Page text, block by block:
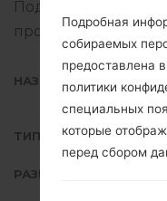
Подробная
прошивку на
НАЗВАНИЕ ФАЙЛА
ТИП ПРОШИВКИ
РАЗМЕР ФАЙЛА
Подробная
собираемых
предоставлена
политики
специальных
которые
перед сбором